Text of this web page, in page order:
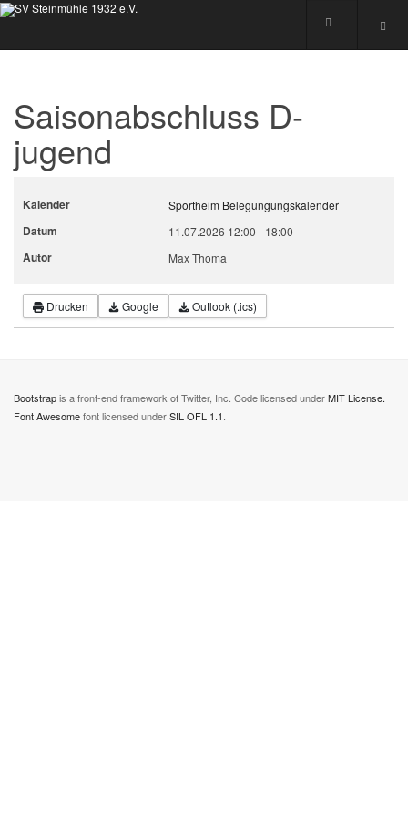
Saisonabschluss D-
jugend
Kalender Sportheim Belegungungskalender
Datum 11.07.2026 12:00 - 18:00
Autor Max Thoma
Drucken Google Outlook (.ics)
Bootstrapis a front-end framework of Twitter, Inc. Code licensed underMIT License.
Font Awesomefont licensed underSIL OFL 1.1